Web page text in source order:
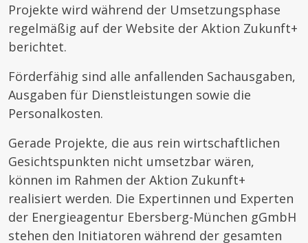
Projekte wird während der Umsetzungsphase
regelmäßig auf der Website der Aktion Zukunft+
berichtet.
Förderfähig sind alle anfallenden Sachausgaben,
Ausgaben für Dienstleistungen sowie die
Personalkosten.
Gerade Projekte, die aus rein wirtschaftlichen
Gesichtspunkten nicht umsetzbar wären,
können im Rahmen der Aktion Zukunft+
realisiert werden. Die Expertinnen und Experten
der Energieagentur Ebersberg-München gGmbH
stehen den Initiatoren während der gesamten